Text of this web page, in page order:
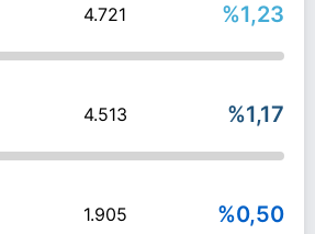
4.721 %1,23
4.513 %1,17
1.905 %0,50